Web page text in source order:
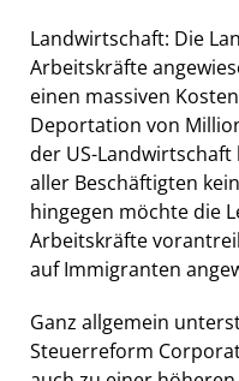
Landwirtschaft: Die
Arbeitskräfte
einen massiven
Deportation von
der US-
aller Beschäftigten
hingegen möchte die
Arbeitskräfte
auf Immigranten
Ganz allgemein
Steuerreform